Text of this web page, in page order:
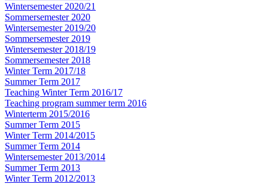
Wintersemester 2020/21
Sommersemester 2020
Wintersemester 2019/20
Sommersemester 2019
Wintersemester 2018/19
Sommersemester 2018
Winter Term 2017/18
Summer Term 2017
Teaching Winter Term 2016/17
Teaching program summer term 2016
Winterterm 2015/2016
Summer Term 2015
Winter Term 2014/2015
Summer Term 2014
Wintersemester 2013/2014
Summer Term 2013
Winter Term 2012/2013